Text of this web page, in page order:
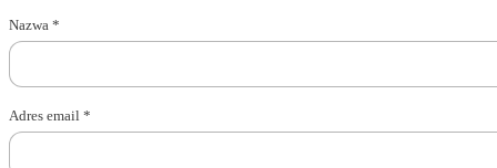
Nazwa *
Adres email *